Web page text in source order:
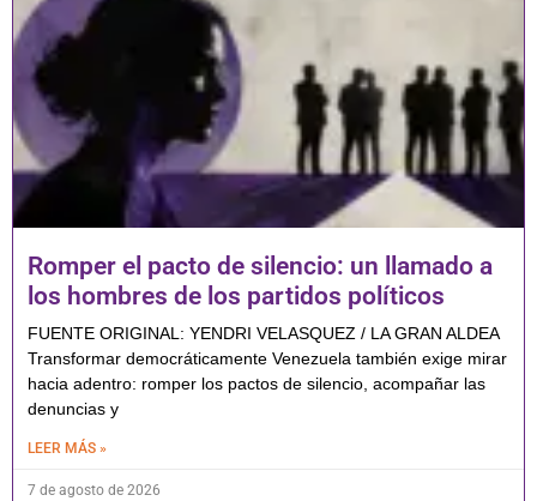
Romper el pacto de silencio: un llamado a
los hombres de los partidos políticos
FUENTE ORIGINAL: YENDRI VELASQUEZ / LA GRAN ALDEA
Transformar democráticamente Venezuela también exige mirar
hacia adentro: romper los pactos de silencio, acompañar las
denuncias y
LEER MÁS »
7 de agosto de 2026